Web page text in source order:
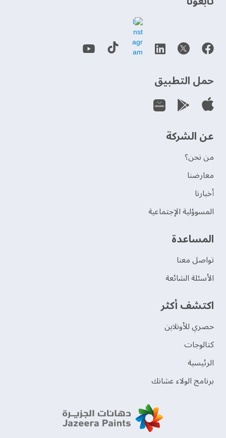
حمل التطبيق
عن الشركة
من نحن؟
‫معارضنا‬
‫أخبارنا‬
المسوؤلية الإجتماعية
‫المساعدة‬
تواصل معنا
الأسئلة الشائعة
اكتشف أكثر
حصري للأونلاين
‫كتالوجات‬
الرئيسية
برنامج الولاء عشانك